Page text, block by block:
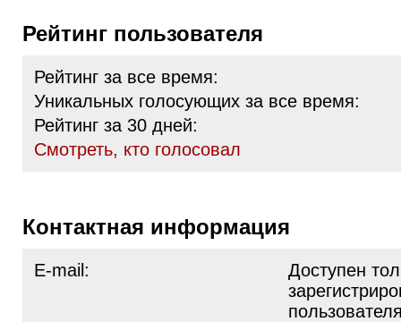
Рейтинг пользователя
Рейтинг за все время:
Уникальных голосующих за все время:
Рейтинг за 30 дней:
Cмотреть, кто голосовал
Контактная информация
E-mail:
Доступен